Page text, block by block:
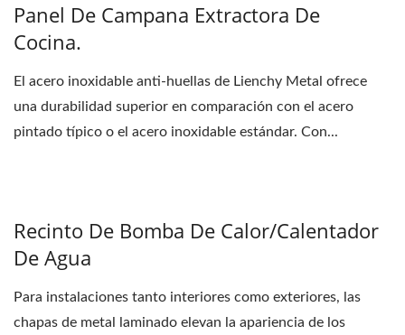
Panel De Campana Extractora De
Cocina.
El acero inoxidable anti-huellas de Lienchy Metal ofrece
una durabilidad superior en comparación con el acero
pintado típico o el acero inoxidable estándar. Con...
Recinto De Bomba De Calor/calentador
De Agua
Para instalaciones tanto interiores como exteriores, las
chapas de metal laminado elevan la apariencia de los